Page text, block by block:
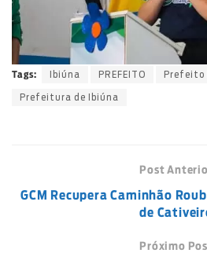
Tags: Ibiúna PREFEITO Prefeito
Prefeitura de Ibiúna
Post
GCM Recupera Caminhão
de
Próximo